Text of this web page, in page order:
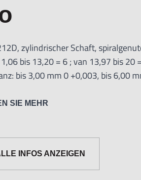
zylindrischer Schaft,
bis 13,20 = 6 ; van 13,97 bis 20
bis 3,00 mm 0 +0,003, bis 6,00
zur Produktsicherheit:
technisch versierte und mit dem
SIE MEHR
INFOS ANZEIGEN